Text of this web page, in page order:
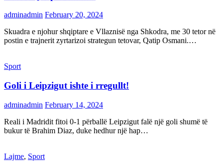
adminadmin February 20, 2024
Skuadra e njohur shqiptare e Vllaznisë nga Shkodra, me 30 tetor në
postin e trajnerit zyrtarizoi strategun tetovar, Qatip Osmani.…
Sport
Goli i Leipzigut ishte i rregullt!
adminadmin February 14, 2024
Reali i Madridit fitoi 0-1 përballë Leipzigut falë një goli shumë të
bukur të Brahim Diaz, duke hedhur një hap…
Lajme, Sport